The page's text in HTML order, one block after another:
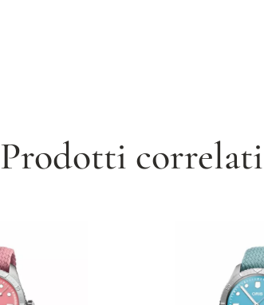
Prodotti correlati